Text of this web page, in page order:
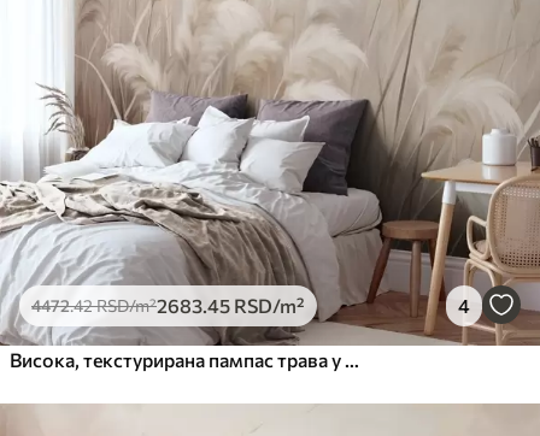
4472.42RSD/m²2683 .45 RSD/m² 4